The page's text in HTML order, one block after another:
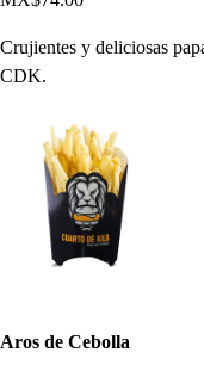
Crujientes y deliciosas
CDK.
Aros de Cebolla